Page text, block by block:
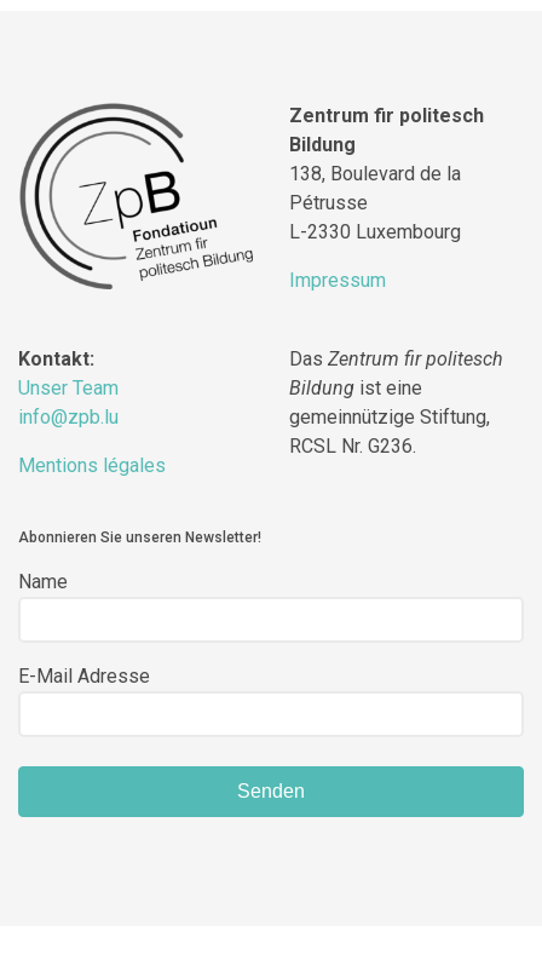
Zentrum fir politesch
Bildung
138, Boulevard de la
Pétrusse
L-2330 Luxembourg
Impressum
Kontakt:
Unser Team
info@zpb.lu
Mentions légales
Das Zentrum fir politesch
Bildung ist eine
gemeinnützige Stiftung,
RCSL Nr. G236.
Abonnieren Sie unseren Newsletter!
Name
E-Mail Adresse
Senden